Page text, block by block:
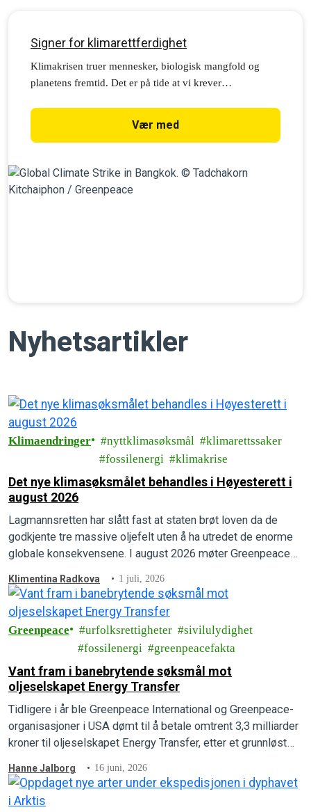
Signer for klimarettferdighet
Klimakrisen truer mennesker, biologisk mangfold og
planetens fremtid. Det er på tide at vi krever
Vær med
Nyhetsartikler
Klimaendringer nyttklimasøksmål
klimarettssaker
fossilenergi
klimakrise
Det nye klimasøksmålet behandles i Høyesterett i
august 2026
Lagmannsretten har slått fast at staten brøt loven da de
godkjente tre massive oljefelt uten å ha utredet de enorme
globale konsekvensene. I august 2026 møter Greenpeace
Klimentina Radkova 1 juli, 2026
Greenpeace urfolksrettigheter
sivilulydighet
fossilenergi
greenpeacefakta
Vant fram i banebrytende søksmål mot
oljeselskapet Energy Transfer
Tidligere i år ble Greenpeace International og Greenpeace-
organisasjoner i USA dømt til å betale omtrent 3,3 milliarder
kroner til oljeselskapet Energy Transfer, etter et grunnløst
vunnet fram i et banebrytende motsøksmål.
Hanne Jalborg 16 juni, 2026